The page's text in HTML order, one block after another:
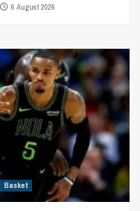
6 August 2026
Basket